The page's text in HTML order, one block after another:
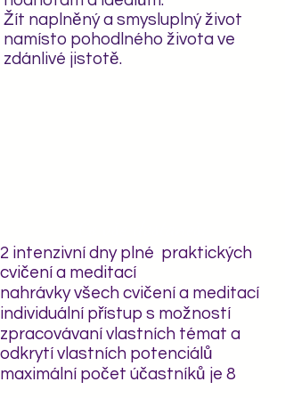
Žít naplněný a smysluplný život
namísto pohodlného života ve
zdánlivé jistotě.
2 intenzivní dny plné praktických
cvičení a meditací
nahrávky všech cvičení a meditací
individuální přístup s možností
zpracovávaní vlastních témat a
odkrytí vlastních potenciálů
maximální počet účastníků je 8